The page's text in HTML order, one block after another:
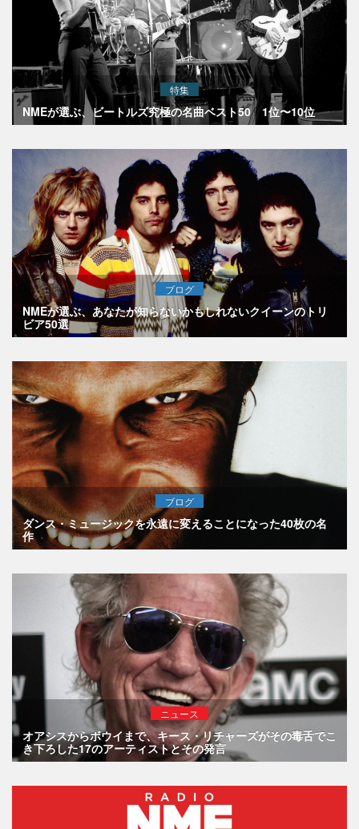
特集
NMEが選ぶ、ビートルズ究極の名曲ベスト50 1位〜10位
ブログ
NMEが選ぶ、あなたが知らないかもしれないクイーンのトリ
ビア50選
ブログ
ダンス・ミュージックを永遠に変えることになった40枚の名
作
ニュース
オアシスからボウイまで、キース・リチャーズがその毒舌でこ
き下ろした17のアーティストとその発言